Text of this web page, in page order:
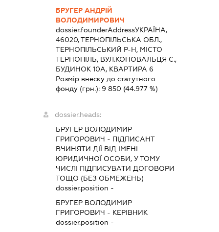
БРУГЕР АНДРІЙ
ВОЛОДИМИРОВИЧ
dossier.founderAddressУКРАЇНА,
46020, ТЕРНОПІЛЬСЬКА ОБЛ.,
ТЕРНОПІЛЬСЬКИЙ Р-Н, МІСТО
ТЕРНОПІЛЬ, ВУЛ.КОНОВАЛЬЦЯ Є.,
БУДИНОК 10А, КВАРТИРА 6
Розмір внеску до статутного
фонду (грн.): 9 850 (44.977 %)
dossier.heads:
БРУГЕР ВОЛОДИМИР
ГРИГОРОВИЧ - ПІДПИСАНТ
ВЧИНЯТИ ДІЇ ВІД ІМЕНІ
ЮРИДИЧНОЇ ОСОБИ, У ТОМУ
ЧИСЛІ ПІДПИСУВАТИ ДОГОВОРИ
ТОЩО (БЕЗ ОБМЕЖЕНЬ)
dossier.position -
БРУГЕР ВОЛОДИМИР
ГРИГОРОВИЧ - КЕРІВНИК
dossier.position -